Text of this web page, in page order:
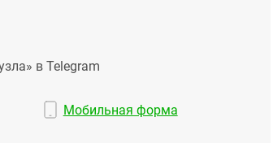
в Telegram
Мобильная форма